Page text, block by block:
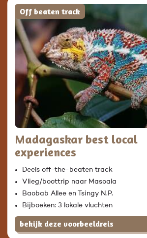
Off beaten track
Madagaskar best local
experiences
Deels off-the-beaten track
Vlieg/boottrip naar Masoala
Baobab Allee en Tsingy N.P.
Bijboeken: 3 lokale vluchten
bekijk deze voorbeeldreis